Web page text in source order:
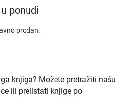
ponudi
prodan.
knjiga? Možete pretražiti našu
ili prelistati knjige po